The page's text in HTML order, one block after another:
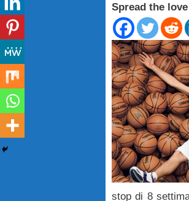
Spread the love
stop di 8